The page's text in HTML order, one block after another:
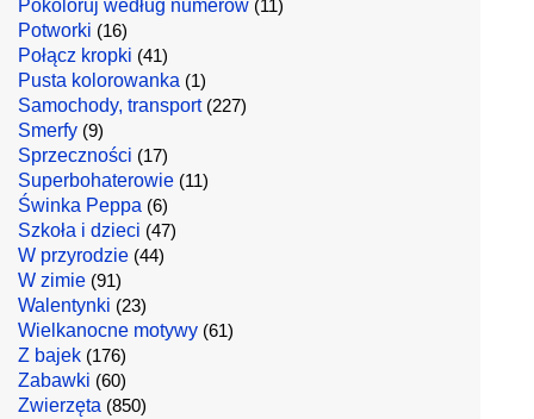
Pokoloruj według numerów (11)
Potworki (16)
Połącz kropki (41)
Pusta kolorowanka (1)
Samochody, transport(227)
Smerfy (9)
Sprzeczności (17)
Superbohaterowie (11)
Świnka Peppa (6)
Szkoła i dzieci (47)
W przyrodzie (44)
W zimie (91)
Walentynki (23)
Wielkanocne motywy (61)
Z bajek (176)
Zabawki (60)
Zwierzęta (850)